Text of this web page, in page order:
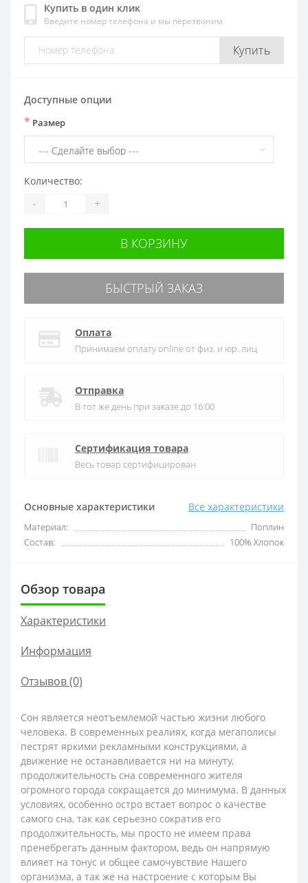
Купить в один клик
Введите номер телефона и мы перезвоним
Купить
Основные характеристики Все характеристики
Материал:
Поплин
Состав:
100% Хлопок
Доступные опции
* Размер
Количество:
- +
В КОРЗИНУ
БЫСТРЫЙ ЗАКАЗ
Оплата
Принимаем оплату online от физ. и юр. лиц
Отправка
В тот же день при заказе до 16:00
Сертификация товара
Весь товар сертифицирован
Обзор товара
Характеристики
Информация
Отзывов (0)
Сон является неотъемлемой частью жизни любого
человека. В современных реалиях, когда мегаполисы
пестрят яркими рекламными конструкциями, а
движение не останавливается ни на минуту,
продолжительность сна современного жителя
огромного города сокращается до минимума. В данных
условиях, особенно остро встает вопрос о качестве
самого сна, так как серьезно сократив его
продолжительность, мы просто не имеем права
пренебрегать данным фактором, ведь он напрямую
влияет на тонус и общее самочувствие Нашего
организма, а так же на настроение с которым Вы